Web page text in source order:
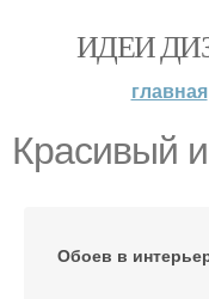
ИДЕИ
главная
Красивый
Обоев в